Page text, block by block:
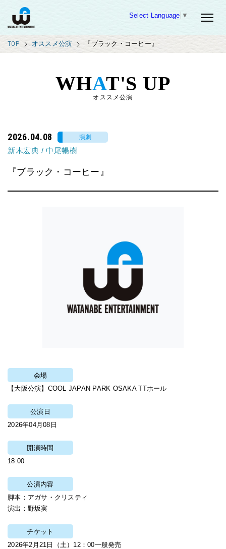
Select Language ▼
TOP オススメ公演 『ブラック・コーヒー』
WHAT'S UP
オススメ公演
2026.04.08 演劇
新木宏典 /中尾暢樹
『ブラック・コーヒー』
会場
【大阪公演】COOL JAPAN PARK OSAKA TTホール
公演日
2026年04月08日
開演時間
18:00
公演内容
脚本：アガサ・クリスティ
演出：野坂実
チケット
2026年2月21日（土）12：00一般発売